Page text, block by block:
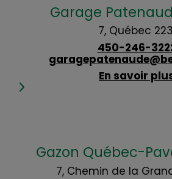
Garage
7, Québec
450-246-
En savoir
Gazon Québec-
7, Chemin de la